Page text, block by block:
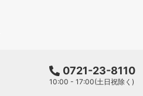
0721-23-8110
10:00 - 17:00(土日祝除く)